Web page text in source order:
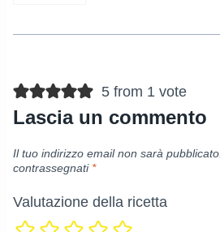
5 from 1 vote
Lascia un commento
Il tuo indirizzo email non sarà pubblicato.
contrassegnati *
Valutazione della ricetta